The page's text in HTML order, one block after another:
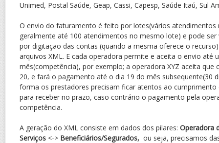
Unimed, Postal Saúde, Geap, Cassi, Capesp, Saúde Itaú, Sul
O envio do faturamento é feito por lotes(vários
geralmente até 100 atendimentos no mesmo lote) e pode
por digitação das contas (quando a mesma oferece o
arquivos XML. E cada operadora permite e aceita o envio até
mês(competência), por exemplo; a operadora XYZ aceita
20, e fará o pagamento até o dia 19 do mês subsequente(30
forma os prestadores precisam ficar atentos ao cumprimento
para receber no prazo, caso contrário o pagamento pela
competência.
A geração do XML consiste em dados dos pilares: Operadora
Serviços <-> Beneficiários/Segurados, ou seja, precisamos